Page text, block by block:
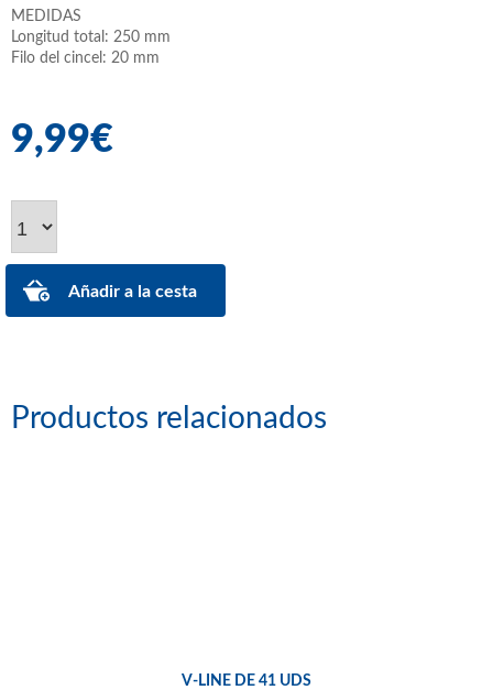
MEDIDAS
Longitud total: 250 mm
Filo del cincel: 20 mm
9,99€
Productos relacionados
V-LINE DE 41 UDS